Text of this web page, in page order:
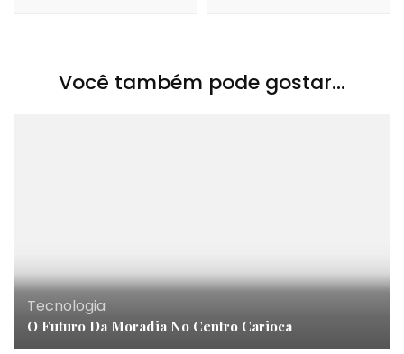
Você também pode gostar...
Tecnologia
O Futuro Da Moradia No Centro Carioca